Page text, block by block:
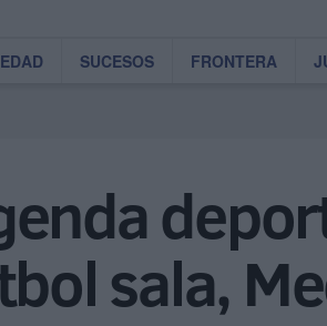
SUCESOS FRONTERA
sala,